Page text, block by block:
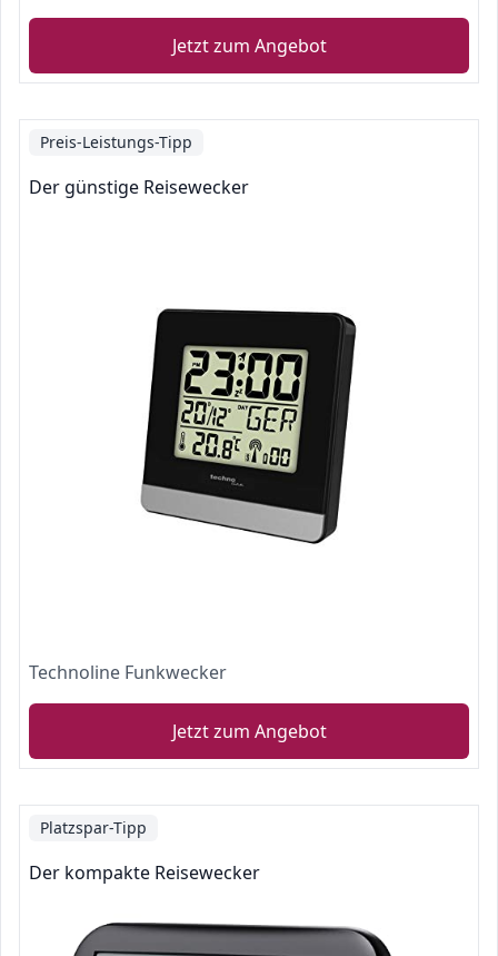
Jetzt zum Angebot
Preis-Leistungs-Tipp
Der günstige Reisewecker
Technoline Funkwecker
Jetzt zum Angebot
Platzspar-Tipp
Der kompakte Reisewecker